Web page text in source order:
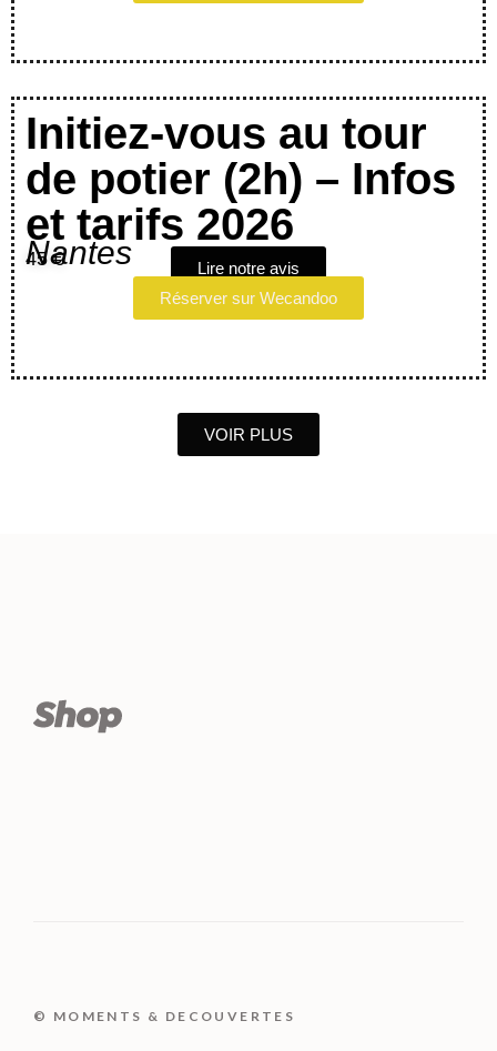
Initiez-vous au tour
de potier (2h) – Infos
et tarifs 2026
Nantes
45 €
Lire notre avis
Réserver sur Wecandoo
VOIR PLUS
© MOMENTS & DECOUVERTES